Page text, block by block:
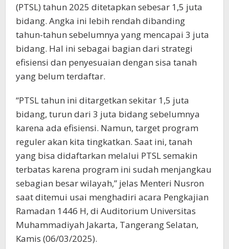
(PTSL) tahun 2025 ditetapkan sebesar 1,5 juta
bidang. Angka ini lebih rendah dibanding
tahun-tahun sebelumnya yang mencapai 3 juta
bidang. Hal ini sebagai bagian dari strategi
efisiensi dan penyesuaian dengan sisa tanah
yang belum terdaftar.
“PTSL tahun ini ditargetkan sekitar 1,5 juta
bidang, turun dari 3 juta bidang sebelumnya
karena ada efisiensi. Namun, target program
reguler akan kita tingkatkan. Saat ini, tanah
yang bisa didaftarkan melalui PTSL semakin
terbatas karena program ini sudah menjangkau
sebagian besar wilayah,” jelas Menteri Nusron
saat ditemui usai menghadiri acara Pengkajian
Ramadan 1446 H, di Auditorium Universitas
Muhammadiyah Jakarta, Tangerang Selatan,
Kamis (06/03/2025).